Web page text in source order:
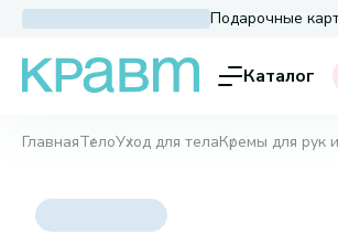
Подарочные
Каталог
ГлавнаяТелоУход для телаКремы для рук